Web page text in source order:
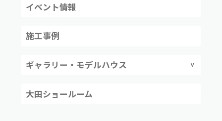
イベント情報
施工事例
ギャラリー・モデルハウス
大田ショールーム